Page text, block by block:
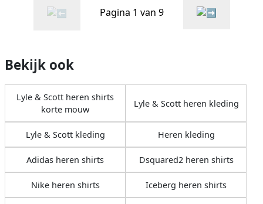
Pagina 1 van 9
Bekijk ook
Lyle & Scott heren shirts
korte mouw
Lyle & Scott heren kleding
Lyle & Scott kleding Heren kleding
Adidas heren shirts Dsquared2 heren shirts
Nike heren shirts Iceberg heren shirts